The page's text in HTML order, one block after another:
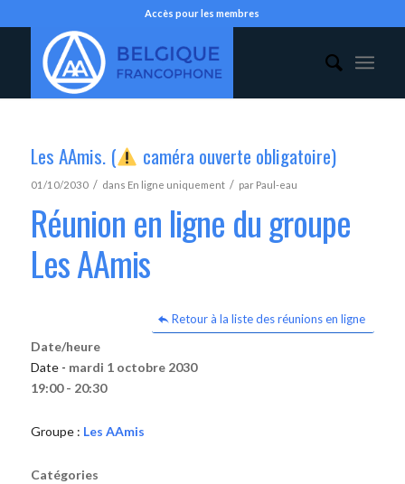
Accès pour les membres
Les AAmis. ( caméra ouverte obligatoire)
01/10/2030 / dans En ligne uniquement / par Paul-eau
Réunion en ligne du groupe
Les AAmis
Retour à la liste des réunions en ligne
Date/heure
Date - mardi 1 octobre 2030
19:00 - 20:30
Groupe : Les AAmis
Catégories